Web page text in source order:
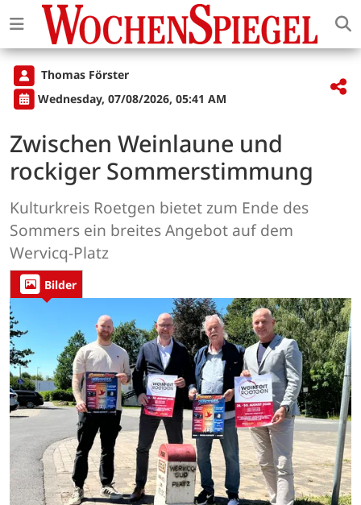
Thomas Förster
Wednesday, 07/08/2026, 05:41 AM
Zwischen Weinlaune und
rockiger Sommerstimmung
Kulturkreis Roetgen bietet zum Ende des
Sommers ein breites Angebot auf dem
Wervicq-Platz
Bilder